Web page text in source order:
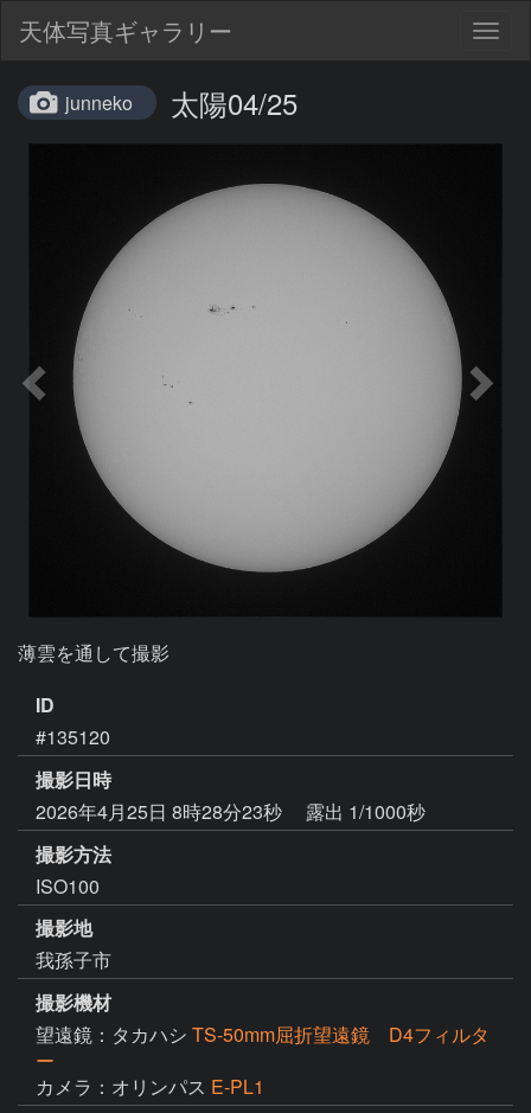
天体写真ギャラリー
junneko 太陽04/25
薄雲を通して撮影
ID
#135120
撮影日時
2026年4月25日 8時28分23秒
露出 1/1000秒
撮影方法
ISO100
撮影地
我孫子市
撮影機材
望遠鏡：タカハシ TS-50mm屈折望遠鏡 D4フィルタ
ー
カメラ：オリンパス E-PL1